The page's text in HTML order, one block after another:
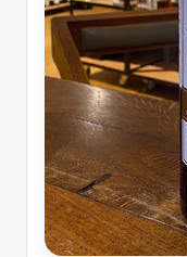
หน้า
บ้าน
2024